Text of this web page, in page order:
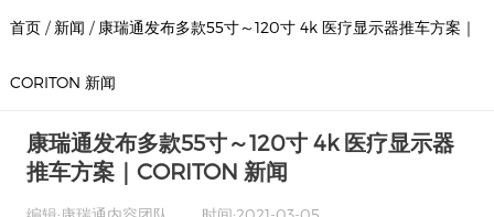
首页/ 新闻 / 康瑞通发布多款55寸～120寸 4k 医疗显示器推车方案｜
CORITON 新闻
康瑞通发布多款55寸～120寸 4k 医疗显示器
推车方案｜CORITON 新闻